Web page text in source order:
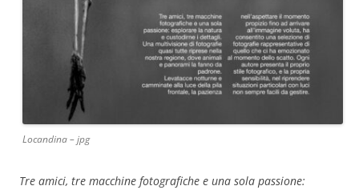
Locandina – jpg
Tre amici, tre macchine fotografiche e una sola passione: